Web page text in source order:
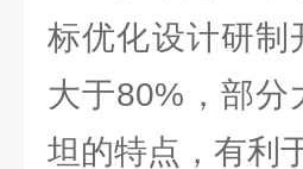
标优化设计研制
大于80%，部
坦的特点，有利